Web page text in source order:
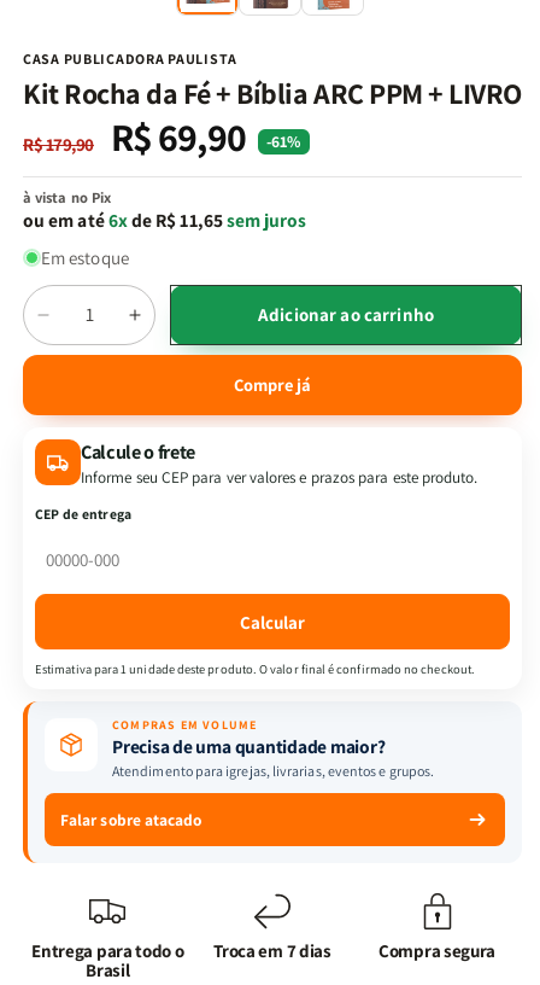
CASA PUBLICADORA PAULISTA
Kit Rocha da Fé + Bíblia ARC PPM + LIVRO
Preço
normal
R$ 179,90
Preço
promocional
R$ 69,90 -61%
à vista no Pix
ou em até6xde R$ 11,65sem juros
Em estoque
Quantidade
Diminuir
a
Kit
Rocha
da
Bíblia
LIVRO
Aumentar
a
quantidade
Kit
Rocha
da
LIVRO
Adicionar ao carrinho
Compre já
Calcule o frete
Informe seu CEP para ver valores e prazos para este produto.
CEP de entrega
Calcular
Estimativa para 1 unidade deste produto. O valor final é confirmado no checkout.
COMPRAS EM VOLUME
Precisa de uma quantidade maior?
Atendimento para igrejas, livrarias, eventos e grupos.
Falar sobre atacado
Entrega para todo o
Brasil
Troca em 7 dias Compra segura